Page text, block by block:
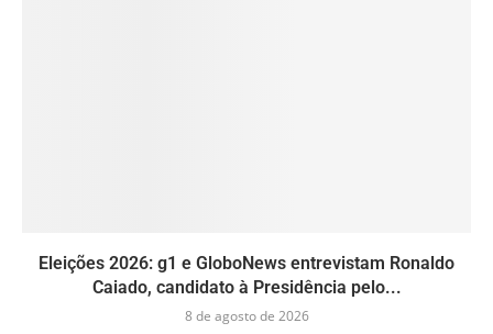
Eleições 2026: g1 e GloboNews entrevistam Ronaldo
Caiado, candidato à Presidência pelo...
8 de agosto de 2026